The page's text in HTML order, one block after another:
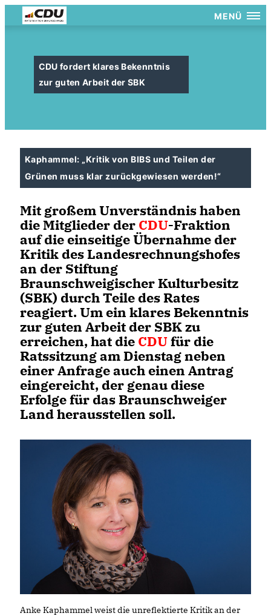
MENÜ
CDU fordert klares Bekenntnis
zur guten Arbeit der SBK
Kaphammel: „Kritik von BIBS und Teilen der
Grünen muss klar zurückgewiesen werden!“
Mit großem Unverständnis haben
die Mitglieder der CDU-Fraktion
auf die einseitige Übernahme der
Kritik des Landesrechnungshofes
an der Stiftung
Braunschweigischer Kulturbesitz
(SBK) durch Teile des Rates
reagiert. Um ein klares Bekenntnis
zur guten Arbeit der SBK zu
erreichen, hat die CDUfür die
Ratssitzung am Dienstag neben
einer Anfrage auch einen Antrag
eingereicht, der genau diese
Erfolge für das Braunschweiger
Land herausstellen soll.
Anke Kaphammel weist die unreflektierte Kritik an der